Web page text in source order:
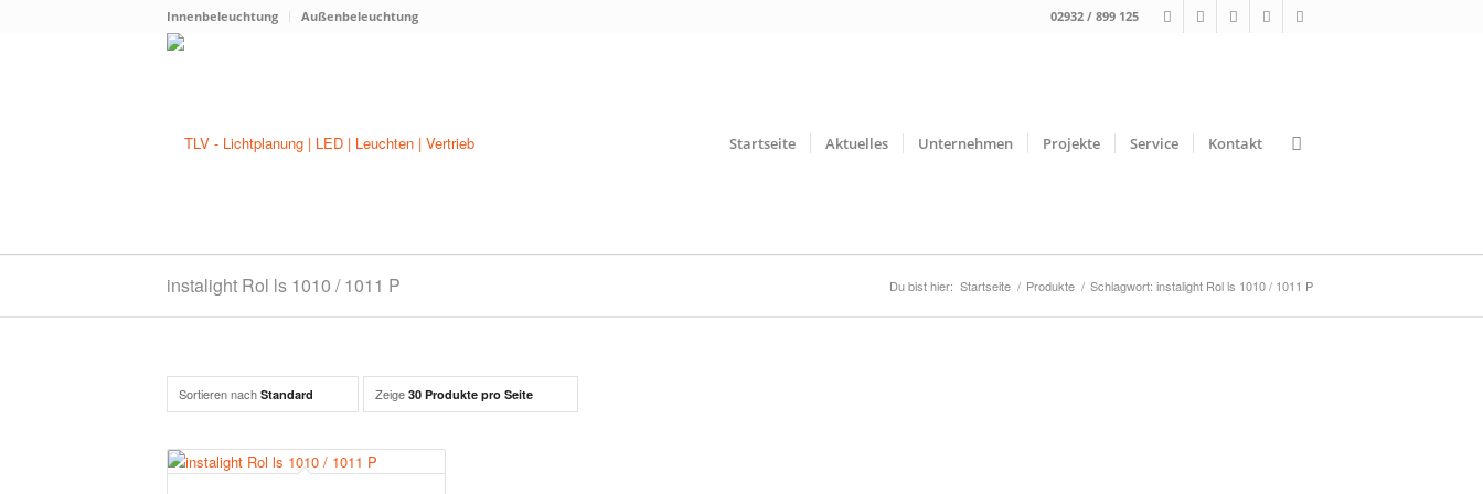
Innenbeleuchtung Außenbeleuchtung 02932 / 899 125
Startseite Aktuelles Unternehmen Projekte Service Kontakt
instalight Rol ls 1010 / 1011 P Du bist hier: Startseite / Produkte / Schlagwort: instalight Rol ls 1010 / 1011 P
Sortieren nach Standard Zeige 30 Produkte pro Seite